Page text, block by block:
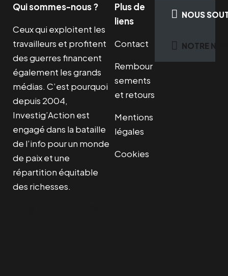
Qui sommes-nous ?
Ceux qui exploitent les
travailleurs et profitent
des guerres financent
également les grands
médias. C’est pourquoi
depuis 2004,
Investig’Action est
engagé dans la bataille
de l’info pour un monde
de paix et une
répartition équitable
des richesses.
Plus de
liens
Contact
Rembour
sements
et retours
Mentions
légales
Cookies
NOUS
NOTRE